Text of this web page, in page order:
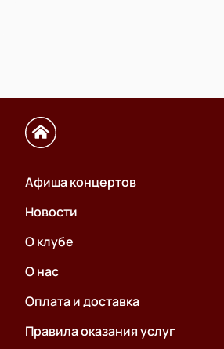
Афиша концертов
Новости
О клубе
О нас
Оплата и доставка
Правила оказания услуг